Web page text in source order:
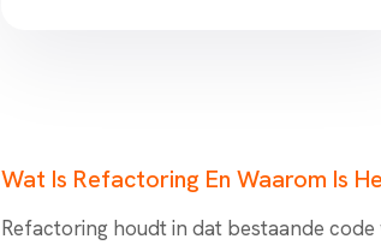
Wat Is Refactoring En Waarom Is
Refactoring houdt in dat bestaande